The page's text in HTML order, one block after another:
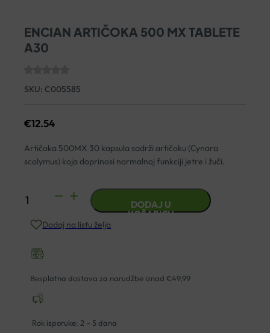
ENCIAN ARTIČOKA 500 MX TABLETE
A30
SKU: C005585
€12.54
Artičoka 500MX 30 kapsula sadrži artičoku (Cynara
scolymus) koja doprinosi normalnoj funkciji jetre i žuči.
ENCIAN
500
TABLETE
A30
DODAJ U
KOŠARICU
Dodaj na listu želja
Besplatna dostava za narudžbe iznad €49,99
Rok isporuke: 2 – 5 dana